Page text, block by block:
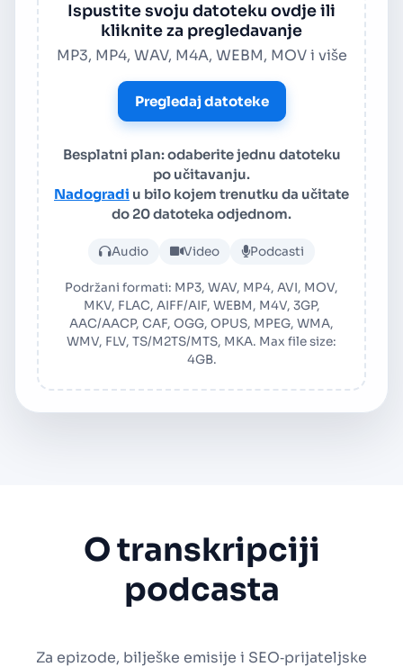
Ispustite svoju datoteku ovdje ili
kliknite za pregledavanje
MP3, MP4, WAV, M4A, WEBM, MOV i više
Pregledaj datoteke
Besplatni plan: odaberite jednu datoteku
po učitavanju.
Nadogradi u bilo kojem trenutku da učitate
do 20 datoteka odjednom.
Prenesite audio ili video
Audio Video Podcasti
Podržani formati: MP3, WAV, MP4, AVI, MOV,
MKV, FLAC, AIFF/AIF, WEBM, M4V, 3GP,
AAC/AACP, CAF, OGG, OPUS, MPEG, WMA,
WMV, FLV, TS/M2TS/MTS, MKA. Max file size:
4GB.
O transkripciji
podcasta
Za epizode, bilješke emisije i SEO‑prijateljske